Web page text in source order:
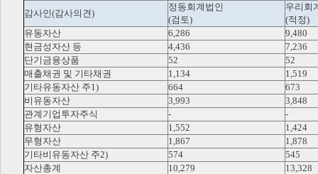
감사인(감사의견)
정동회계법인
우리회
(검토)
(적정)
유동자산
6,286
9,480
현금성자산 등
4,436
7,236
단기금융상품
52
52
매출채권 및 기타채권
1,134
1,519
기타유동자산 주1)
664
673
비유동자산
3,993
3,848
관계기업투자주식
-
-
유형자산
1,552
1,424
무형자산
1,867
1,878
기타비유동자산 주2)
574
545
자산총계
10,279
13,328